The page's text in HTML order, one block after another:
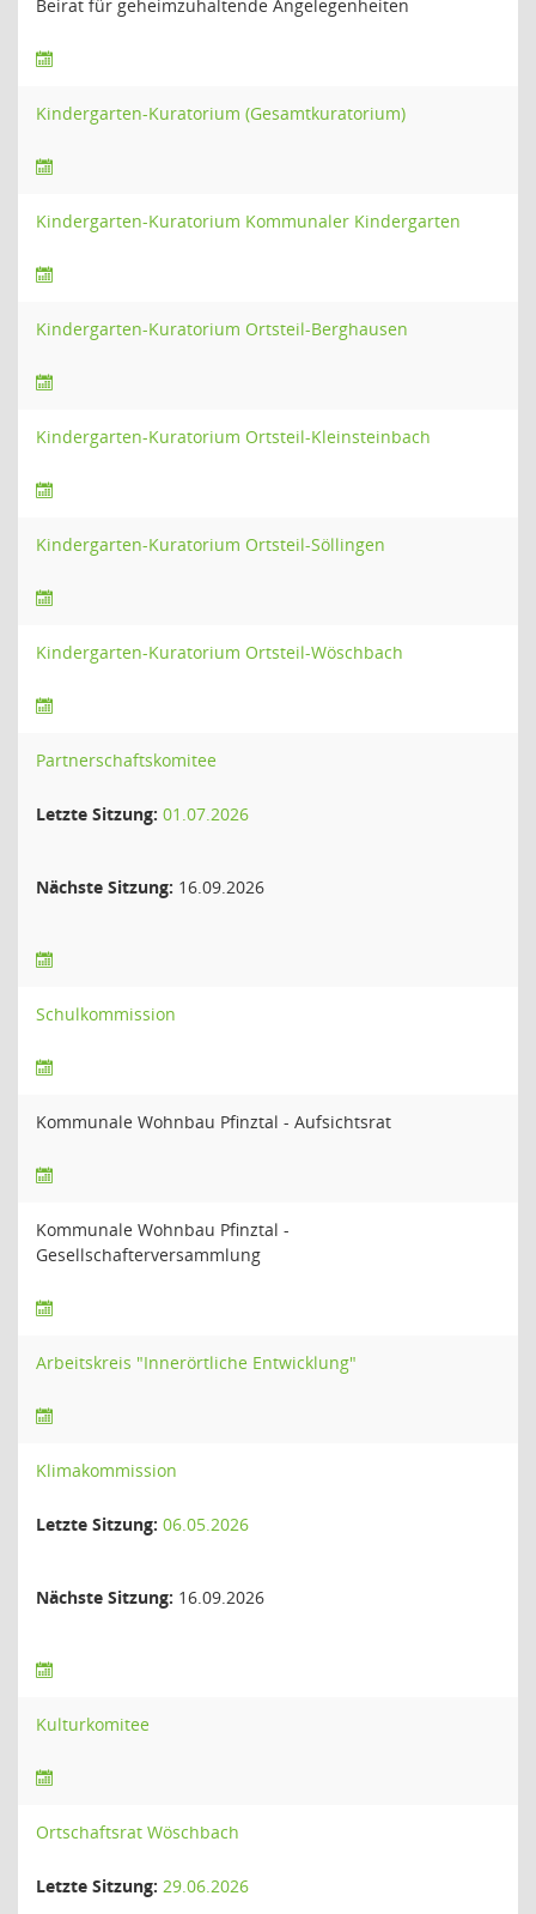
Beirat für geheimzuhaltende Angelegenheiten
Kindergarten-Kuratorium (Gesamtkuratorium)
Kindergarten-Kuratorium Kommunaler Kindergarten
Kindergarten-Kuratorium Ortsteil-Berghausen
Kindergarten-Kuratorium Ortsteil-Kleinsteinbach
Kindergarten-Kuratorium Ortsteil-Söllingen
Kindergarten-Kuratorium Ortsteil-Wöschbach
Partnerschaftskomitee
Letzte Sitzung: 01.07.2026
Nächste Sitzung: 16.09.2026
Schulkommission
Kommunale Wohnbau Pfinztal - Aufsichtsrat
Kommunale Wohnbau Pfinztal -
Gesellschafterversammlung
Arbeitskreis "Innerörtliche Entwicklung"
Klimakommission
Letzte Sitzung: 06.05.2026
Nächste Sitzung: 16.09.2026
Kulturkomitee
Ortschaftsrat Wöschbach
Letzte Sitzung: 29.06.2026